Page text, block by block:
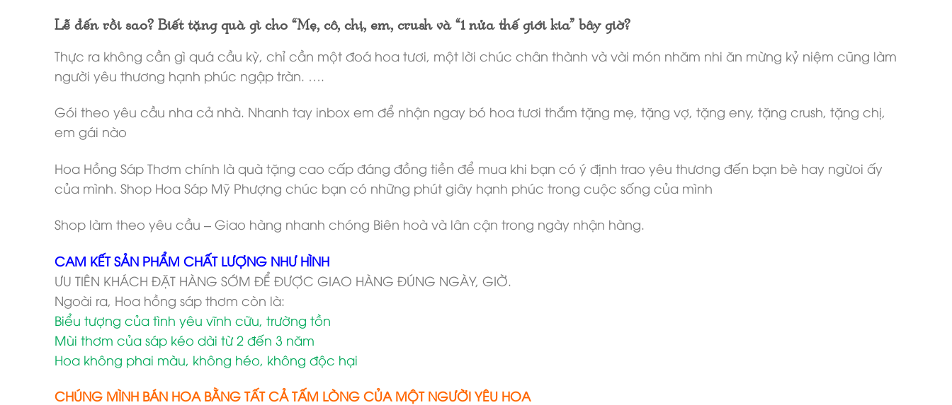
Lễ đến rồi sao? Biết tặng quà gì cho “Mẹ, cô, chị, em, crush và “1 nửa thế giới kia” bây giờ?
Thực ra không cần gì quá cầu kỳ, chỉ cần một đoá hoa tươi, một lời chúc chân thành và vài món nhăm nhi ăn mừng kỷ niệm cũng làm
người yêu thương hạnh phúc ngập tràn. ….
Gói theo yêu cầu nha cả nhà. Nhanh tay inbox em để nhận ngay bó hoa tươi thắm tặng mẹ, tặng vợ, tặng eny, tặng crush, tặng chị,
em gái nào
Hoa Hồng Sáp Thơm chính là quà tặng cao cấp đáng đồng tiền để mua khi bạn có ý định trao yêu thương đến bạn bè hay ngừoi ấy
của mình. Shop Hoa Sáp Mỹ Phượng chúc bạn có những phút giây hạnh phúc trong cuộc sống của mình
Shop làm theo yêu cầu – Giao hàng nhanh chóng Biên hoà và lân cận trong ngày nhận hàng.
CAM KẾT SẢN PHẨM CHẤT LƯỢNG NHƯ HÌNH
ƯU TIÊN KHÁCH ĐẶT HÀNG SỚM ĐỂ ĐƯỢC GIAO HÀNG ĐÚNG NGÀY, GIỜ.
Ngoài ra, Hoa hồng sáp thơm còn là:
Biểu tượng của tình yêu vĩnh cữu, trường tồn
Mùi thơm của sáp kéo dài từ 2 đến 3 năm
Hoa không phai màu, không héo, không độc hại
CHÚNG MÌNH BÁN HOA BẰNG TẤT CẢ TẤM LÒNG CỦA MỘT NGƯỜI YÊU HOA